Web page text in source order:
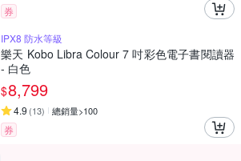
券
IPX8 防水等級
樂天 Kobo Libra Colour 7 吋彩色電子書閱讀器
- 白色
$8,799
4.9 (13) 總銷量>100
券